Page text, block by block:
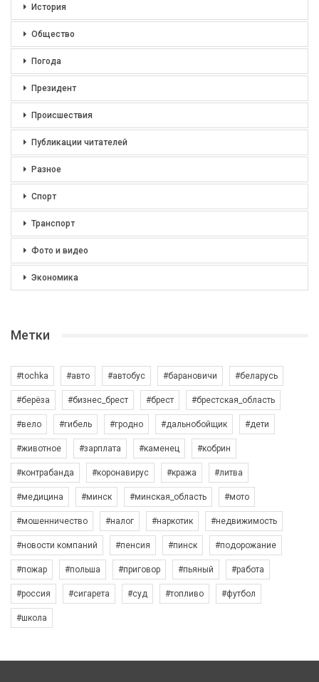
История
Общество
Погода
Президент
Происшествия
Публикации читателей
Разное
Спорт
Транспорт
Фото и видео
Экономика
Метки
#tochka #авто #автобус #барановичи #беларусь
#берёза #бизнес_брест #брест #брестская_область
#вело #гибель #гродно #дальнобойщик #дети
#животное #зарплата #каменец #кобрин
#контрабанда #коронавирус #кража #литва
#медицина #минск #минская_область #мото
#мошенничество #налог #наркотик #недвижимость
#новости компаний #пенсия #пинск #подорожание
#пожар #польша #приговор #пьяный #работа
#россия #сигарета #суд #топливо #футбол
#школа